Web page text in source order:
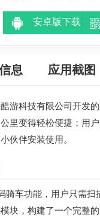
安卓版下载
息 应用截图
游科技有限公司开发
里变得轻松便捷；用
伙伴安装使用。
骑车功能，用户只需
块，构建了一个完整